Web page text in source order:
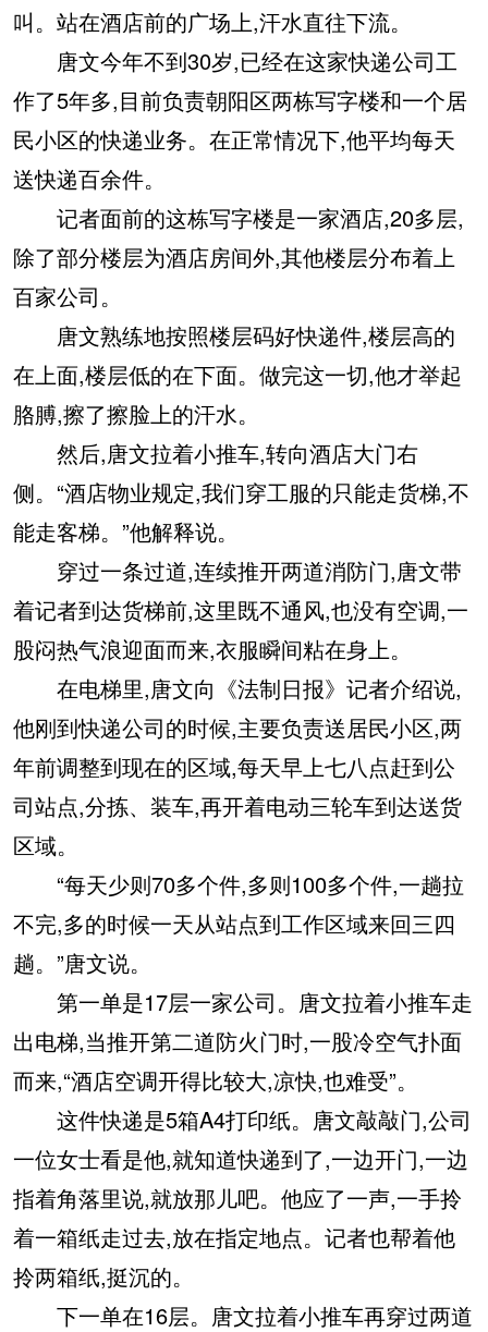
叫。站在酒店前的广场上,汗水直往下流。
唐文今年不到30岁,已经在这家快递公司工
作了5年多,目前负责朝阳区两栋写字楼和一个居
民小区的快递业务。在正常情况下,他平均每天
送快递百余件。
记者面前的这栋写字楼是一家酒店,20多层,
除了部分楼层为酒店房间外,其他楼层分布着上
百家公司。
唐文熟练地按照楼层码好快递件,楼层高的
在上面,楼层低的在下面。做完这一切,他才举起
胳膊,擦了擦脸上的汗水。
然后,唐文拉着小推车,转向酒店大门右
侧。“酒店物业规定,我们穿工服的只能走货梯,不
能走客梯。”他解释说。
穿过一条过道,连续推开两道消防门,唐文带
着记者到达货梯前,这里既不通风,也没有空调,一
股闷热气浪迎面而来,衣服瞬间粘在身上。
在电梯里,唐文向《法制日报》记者介绍说,
他刚到快递公司的时候,主要负责送居民小区,两
年前调整到现在的区域,每天早上七八点赶到公
司站点,分拣、装车,再开着电动三轮车到达送货
区域。
“每天少则70多个件,多则100多个件,一趟拉
不完,多的时候一天从站点到工作区域来回三四
趟。”唐文说。
第一单是17层一家公司。唐文拉着小推车走
出电梯,当推开第二道防火门时,一股冷空气扑面
而来,“酒店空调开得比较大,凉快,也难受”。
这件快递是5箱A4打印纸。唐文敲敲门,公司
一位女士看是他,就知道快递到了,一边开门,一边
指着角落里说,就放那儿吧。他应了一声,一手拎
着一箱纸走过去,放在指定地点。记者也帮着他
拎两箱纸,挺沉的。
下一单在16层。唐文拉着小推车再穿过两道